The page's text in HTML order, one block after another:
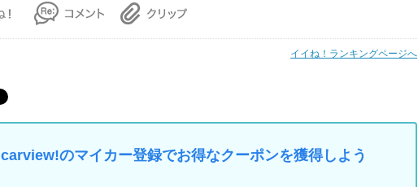
イイね！ランキングページへ
carview!のマイカー登録でお得なクーポンを獲得しよう